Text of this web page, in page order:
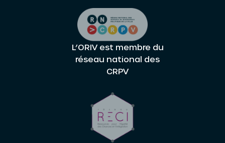
L’ORIV est membre du
réseau national des
CRPV